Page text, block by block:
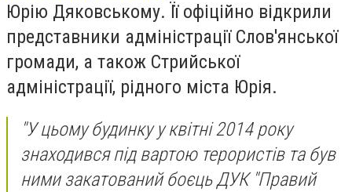
Юрію Дяковському. Її офіційно відкрили
представники адміністрації Слов'янської
громади, а також Стрийської
адміністрації, рідного міста Юрія.
"У цьому будинку у квітні 2014 року
знаходився під вартою терористів та був
ними закатований боєць ДУК "Правий